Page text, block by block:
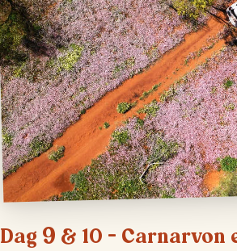
Dag 9 & 10 – Carnarvon